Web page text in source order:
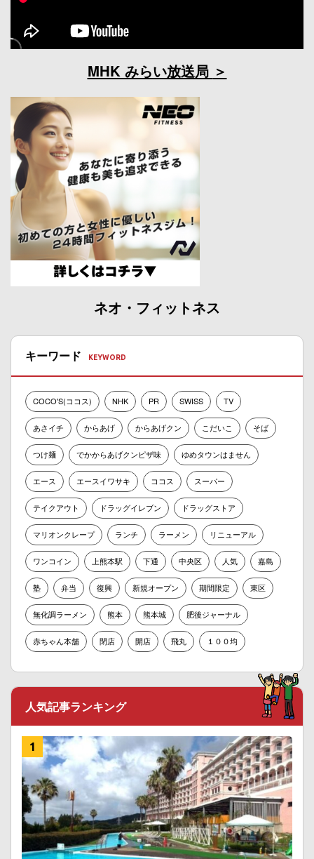
MHK みらい放送局
ネオ・フィットネス
キーワード
COCO'S(ココス) NHK PR SWISS TV
あさイチ からあげ からあげクン こだいこ そば
つけ麺 でかからあげクンピザ味 ゆめタウンはません
エース エースイワサキ ココス スーパー
テイクアウト ドラッグイレブン ドラッグストア
マリオンクレープ ランチ ラーメン リニューアル
ワンコイン 上熊本駅 下通 中央区 人気 嘉島
塾 弁当 復興 新規オープン 期間限定 東区
無化調ラーメン 熊本 熊本城 肥後ジャーナル
赤ちゃん本舗 閉店 開店 飛丸 １００均
人気記事ランキング